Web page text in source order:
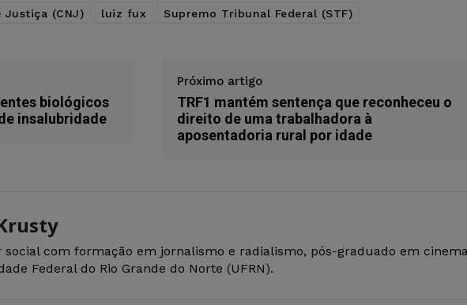
Justiça (CNJ) luiz fux Supremo Tribunal Federal (STF)
biológicos
insalubridade
Próximo artigo
TRF1 mantém sentença que reconheceu o
direito de uma trabalhadora à
aposentadoria rural por idade
social com formação em jornalismo e radialismo, pós-graduado em
Federal do Rio Grande do Norte (UFRN).